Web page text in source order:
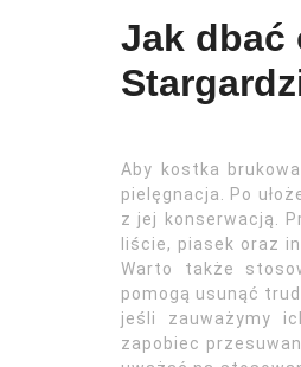
Jak dbać
Aby kostka
pielęgnacja. Po
z jej konserwacją.
liście, piasek oraz
Warto także
pomogą usunąć
jeśli zauważymy
zapobiec